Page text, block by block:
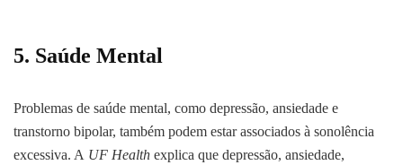
5. Saúde Mental
Problemas de saúde mental, como depressão, ansiedade e
transtorno bipolar, também podem estar associados à sonolência
excessiva. A UF Health explica que depressão, ansiedade,